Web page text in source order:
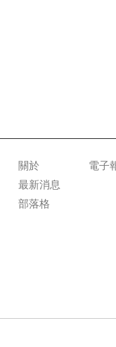
關於
最新消息
部落格
電子